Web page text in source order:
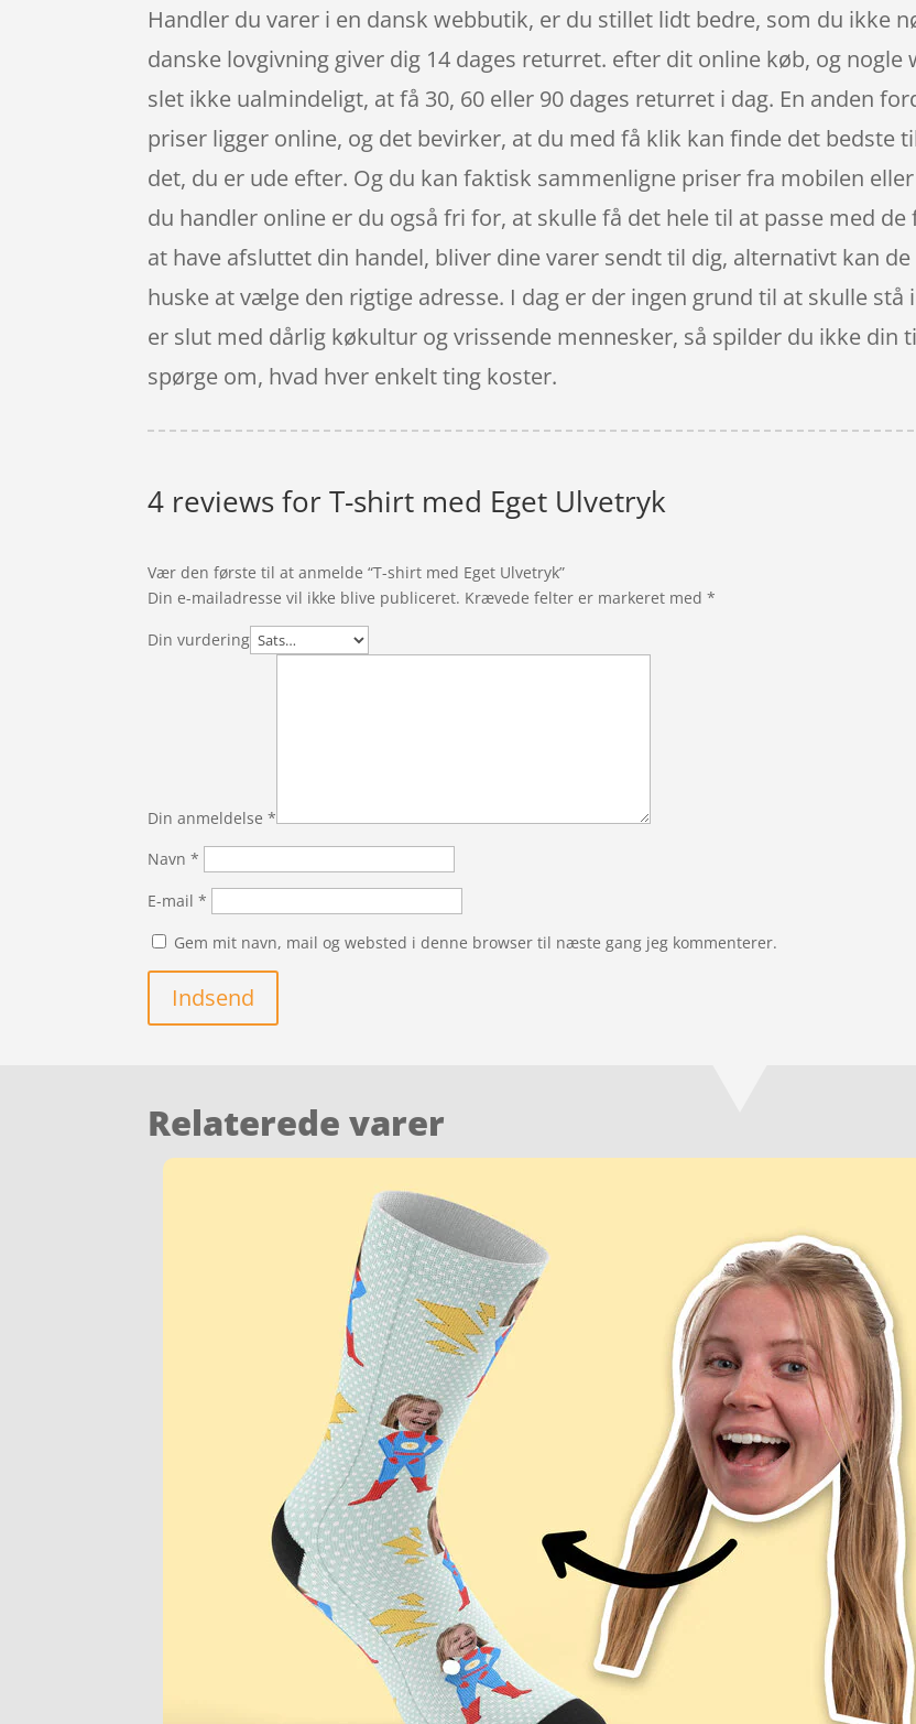
Handler du varer i en dansk webbutik, er du stillet lidt bedre, som du ikke
danske lovgivning giver dig 14 dages returret. efter dit online køb, og
slet ikke ualmindeligt, at få 30, 60 eller 90 dages returret i dag. En anden
priser ligger online, og det bevirker, at du med få klik kan finde det bedste
det, du er ude efter. Og du kan faktisk sammenligne priser fra mobilen
du handler online er du også fri for, at skulle få det hele til at passe med
at have afsluttet din handel, bliver dine varer sendt til dig, alternativt kan
huske at vælge den rigtige adresse. I dag er der ingen grund til at skulle stå
er slut med dårlig køkultur og vrissende mennesker, så spilder du ikke din
spørge om, hvad hver enkelt ting koster.
4 reviews forT-shirt med Eget Ulvetryk
Vær den første til at anmelde “T-shirt med Eget Ulvetryk”
Din e-mailadresse vil ikke blive publiceret. Krævede felter er markeret med*
Din vurdering
Din anmeldelse*
Navn*
E-mail*
Gem mit navn, mail og websted i denne browser til næste gang jeg kommenterer.
Indsend
Relaterede varer